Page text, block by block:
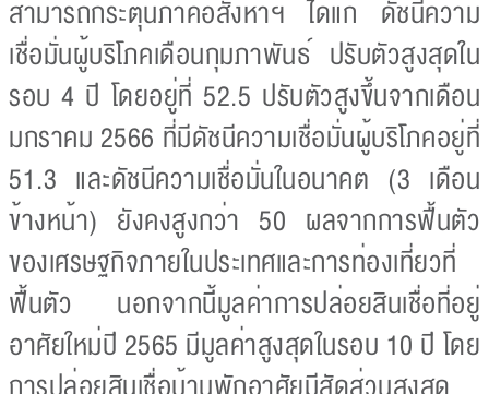
สามารถกระตุ้นภาคอสังหาฯ ได้แก่ ดัชนีความ
เชื่อมั่นผู้บริโภคเดือนกุมภาพันธ์ ปรับตัวสูงสุดใน
รอบ 4 ปี โดยอยู่ที่ 52.5 ปรับตัวสูงขึ้นจากเดือน
มกราคม 2566 ที่มีดัชนีความเชื่อมั่นผู้บริโภคอยู่ที่
51.3 และดัชนีความเชื่อมั่นในอนาคต (3 เดือน
ข้างหน้า) ยังคงสูงกว่า 50 ผลจากการฟื้นตัว
ของเศรษฐกิจภายในประเทศและการท่องเที่ยวที่
ฟื้นตัว นอกจากนี้ีมูลค่าการปล่อยสินเชื่อที่อยู่
อาศัยใหม่ปี 2565 มีมูลค่าสูงสุดในรอบ 10 ปี โดย